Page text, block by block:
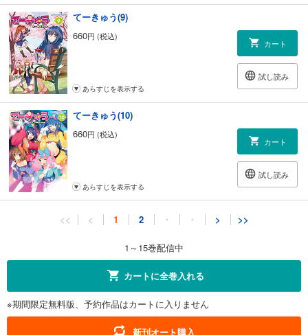
てーきゅう(9)
660円 (税込)
カート
試し読み
あらすじを表示する
てーきゅう(10)
660円 (税込)
カート
試し読み
あらすじを表示する
てーきゅう(11)
あらすじを表示する
てーきゅう(12)
円 (税込)
<< < 1 2 ・ ・ > >>
1～15巻配信中
カートに全巻入れる
※期間限定無料版、予約作品はカートに入りません
新刊オート購入